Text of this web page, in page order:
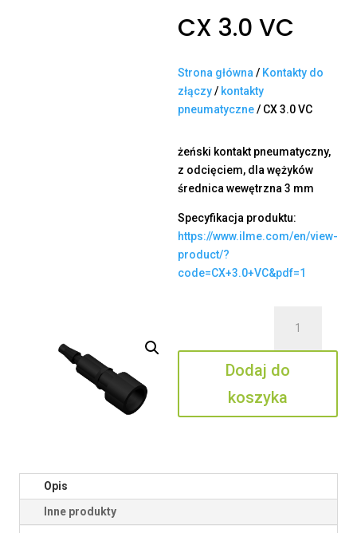
CX 3.0 VC
Strona główna / Kontakty do
złączy/ kontakty
pneumatyczne/ CX 3.0 VC
żeński kontakt pneumatyczny,
z odcięciem, dla wężyków
średnica wewętrzna 3 mm
Specyfikacja produktu:
https://www.ilme.com/en/view-
product/?
code=CX+3.0+VC&pdf=1
3.0
VC
Dodaj do
koszyka
Opis
Inne produkty